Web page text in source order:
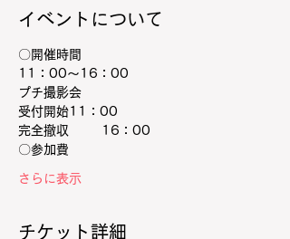
イベントについて
〇開催時間
11：00～16：00
プチ撮影会
受付開始11：00
完全撤収　　  16：00
〇参加費
さらに表示
チケット詳細